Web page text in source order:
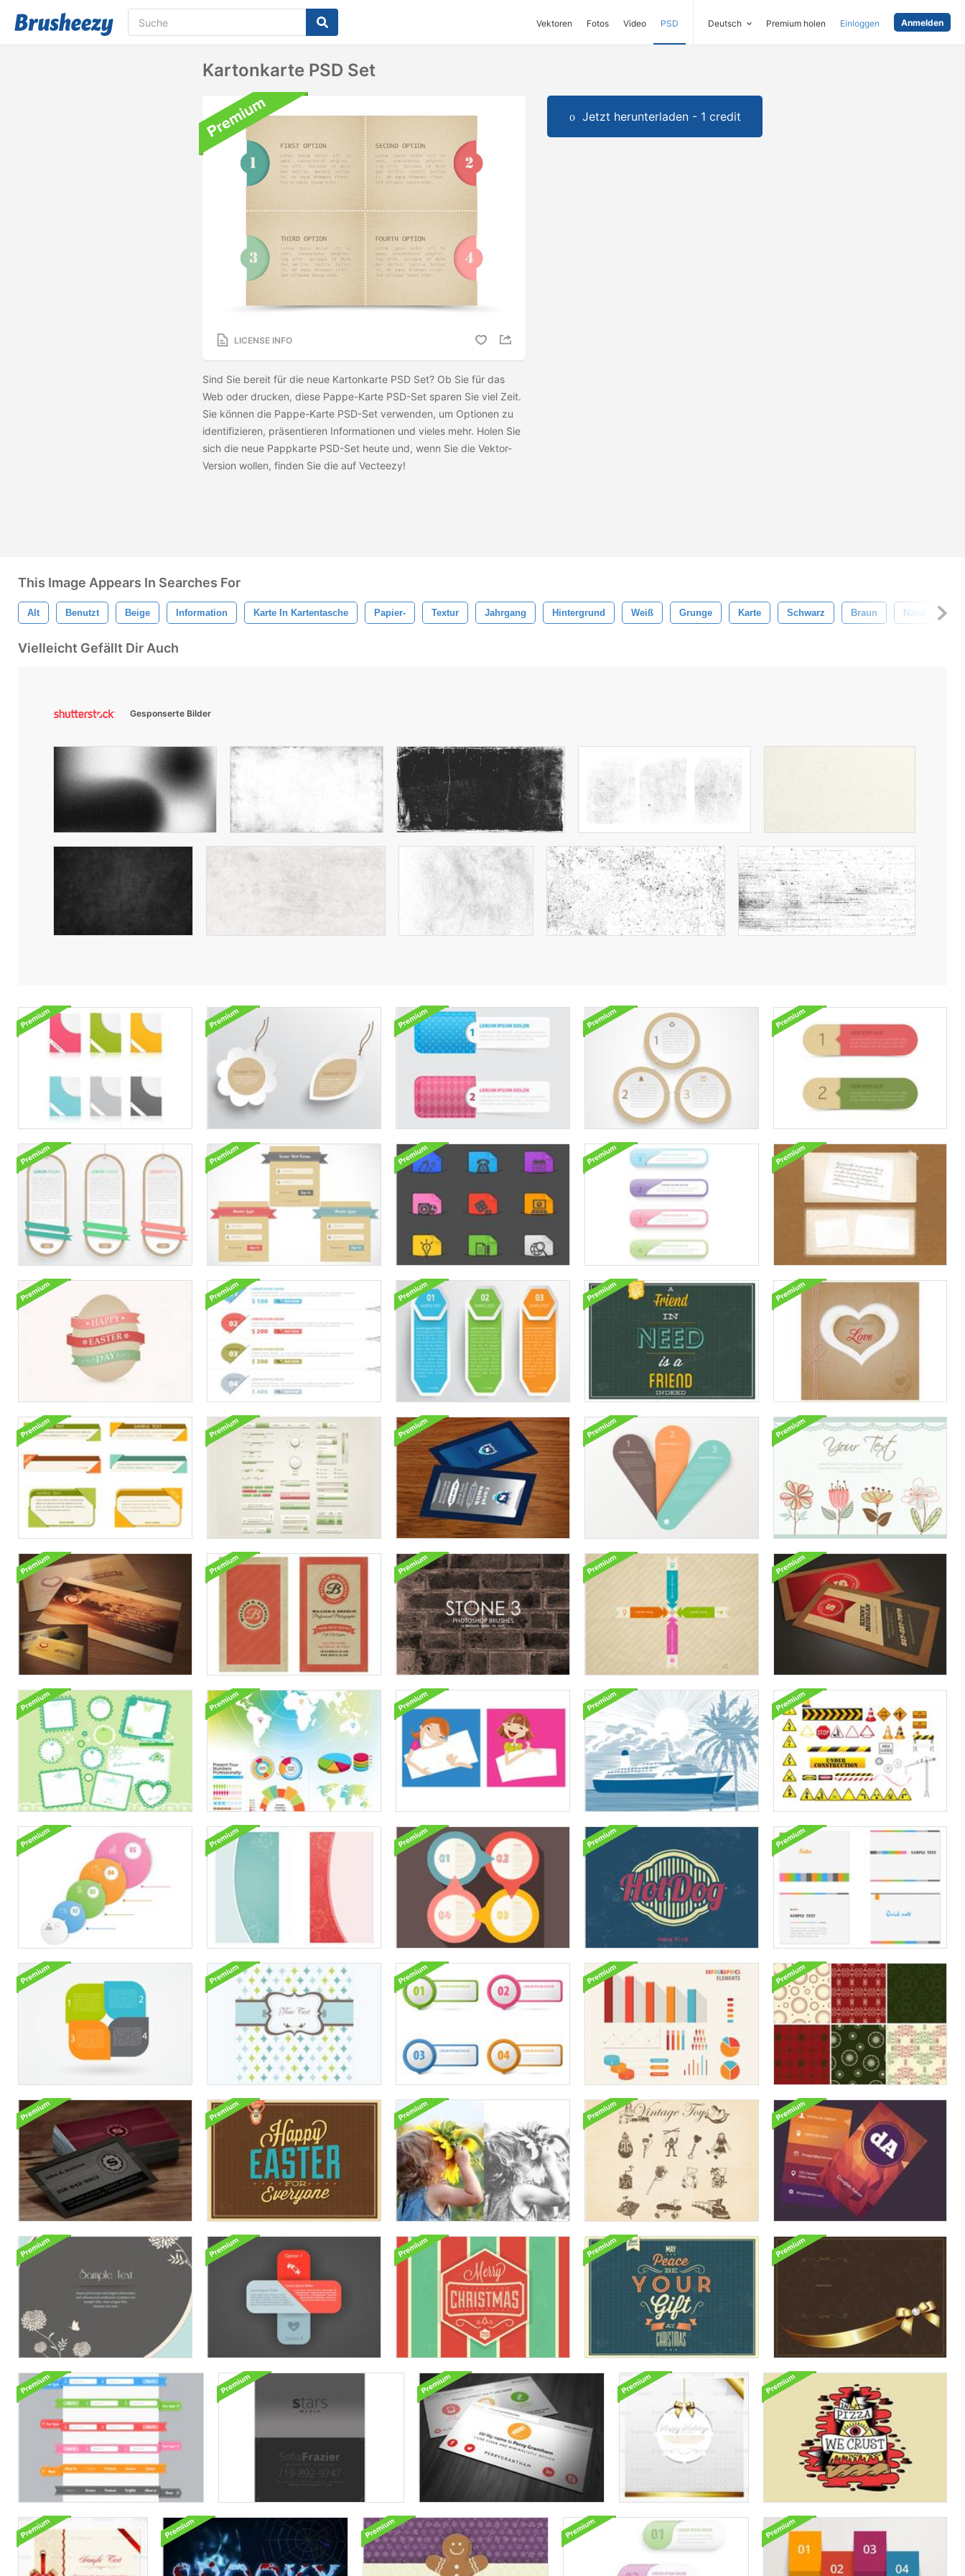
Vektoren Fotos Video PSD Deutsch Premium holen Einloggen Anmelden
Kartonkarte PSD Set
LICENSE INFO
Sind Sie bereit für die neue Kartonkarte PSD Set? Ob Sie für das
Web oder drucken, diese Pappe-Karte PSD-Set sparen Sie viel Zeit.
Sie können die Pappe-Karte PSD-Set verwenden, um Optionen zu
identifizieren, präsentieren Informationen und vieles mehr. Holen Sie
sich die neue Pappkarte PSD-Set heute und, wenn Sie die Vektor-
Version wollen, finden Sie die auf Vecteezy!
Jetzt herunterladen - 1 credit
This Image Appears In Searches For
Alt Benutzt Beige Information Karte In Kartentasche Papier- Textur Jahrgang Hintergrund Weiß Grunge Karte Schwarz Braun Natur
Vielleicht Gefällt Dir Auch
Gesponserte Bilder